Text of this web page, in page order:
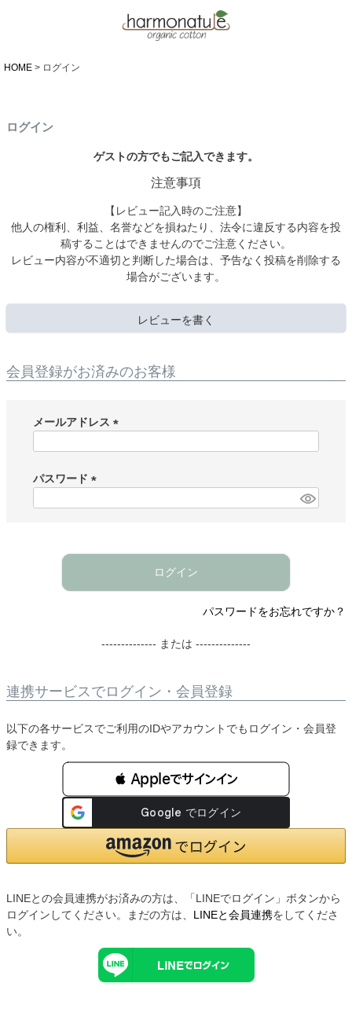
HOME ログイン
ログイン
ゲストの方でもご記入できます。
注意事項
【レビュー記入時のご注意】
他人の権利、利益、名誉などを損ねたり、法令に違反する内容を投
稿することはできませんのでご注意ください。
レビュー内容が不適切と判断した場合は、予告なく投稿を削除する
場合がございます。
レビューを書く
会員登録がお済みのお客様
メールアドレス
)
パスワード
ログイン
パスワードをお忘れですか？
-------------- または --------------
連携サービスでログイン・会員登録
以下の各サービスでご利用のIDやアカウントでもログイン・会員登
録できます。
 Appleでサインイン
LINEとの会員連携がお済みの方は、「LINEでログイン」ボタンから
ログインしてください。まだの方は、 LINEと会員連携をしてくださ
い。